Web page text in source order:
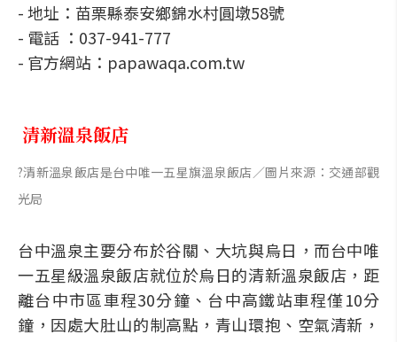
- 地址：苗栗縣泰安鄉錦水村圓墩58號
- 電話 ：037-941-777
- 官方網站：papawaqa.com.tw
清新溫泉飯店
?清新溫泉飯店是台中唯一五星旗溫泉飯店／圖片來源：交通部觀
光局
台中溫泉主要分布於谷關、大坑與烏日，而台中唯
一五星級溫泉飯店就位於烏日的清新溫泉飯店，距
離台中市區車程30分鐘、台中高鐵站車程僅10分
鐘，因處大肚山的制高點，青山環抱、空氣清新，